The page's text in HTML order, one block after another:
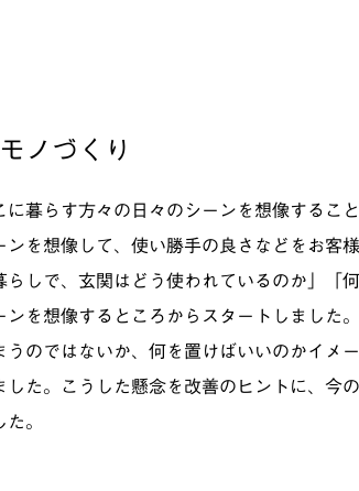
ノづくり
暮らす方々の日々のシーンを想像するこ
を想像して、使い勝手の良さなどをお客
しで、玄関はどう使われているのか」「
を想像するところからスタートしました
のではないか、何を置けばいいのかイメ
た。こうした懸念を改善のヒントに、今
。